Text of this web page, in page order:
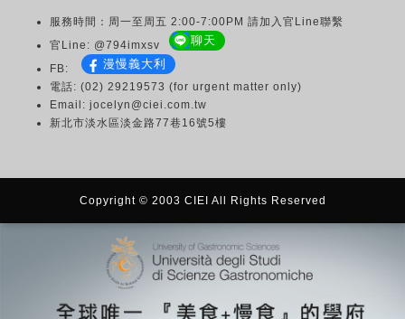
服務時間：周一至周五 2:00-7:00PM 請加入官Line聯繫
官Line: @794imxsv
聊天
FB: 漫慢義大利
電話: (02) 29219573 (for urgent matter only)
Email: jocelyn@ciei.com.tw
新北市淡水區淡金路77巷16號5樓
Copyright © 2003 CIEI All Rights Reserved